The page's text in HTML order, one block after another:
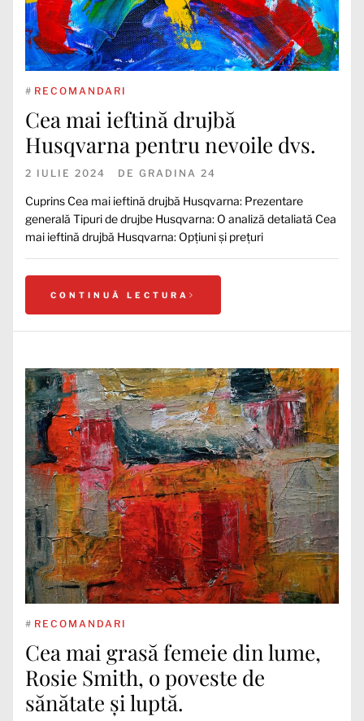
# RECOMANDARI
Cea mai ieftină drujbă
Husqvarna pentru nevoile dvs.
2 IULIE 2024 DE GRADINA 24
Cuprins Cea mai ieftină drujbă Husqvarna: Prezentare
generală Tipuri de drujbe Husqvarna: O analiză detaliată Cea
mai ieftină drujbă Husqvarna: Opțiuni și prețuri
CONTINUĂ LECTURA
# RECOMANDARI
Cea mai grasă femeie din lume,
Rosie Smith, o poveste de
sănătate și luptă.